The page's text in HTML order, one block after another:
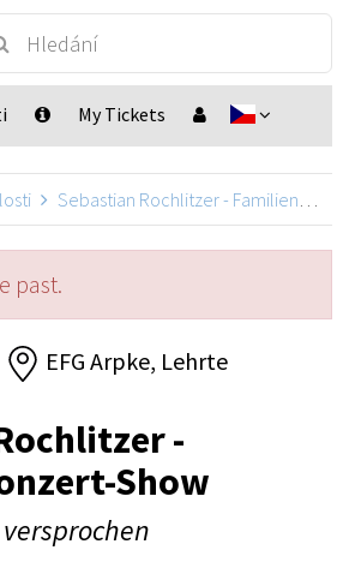
My Tickets
Sebastian Rochlitzer - Familien-Konzert-Show
past.
EFG Arpke, Lehrte
-
Show